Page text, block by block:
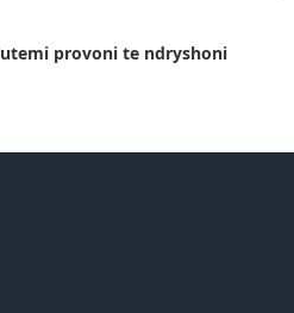
provoni te ndryshoni